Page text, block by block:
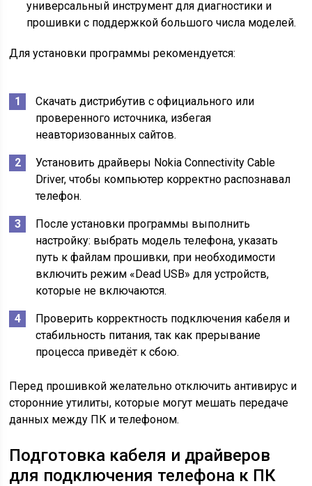
универсальный инструмент для диагностики и
прошивки с поддержкой большого числа моделей.
Для установки программы рекомендуется:
Скачать дистрибутив с официального или
проверенного источника, избегая
неавторизованных сайтов.
Установить драйверы Nokia Connectivity Cable
Driver, чтобы компьютер корректно распознавал
телефон.
После установки программы выполнить
настройку: выбрать модель телефона, указать
путь к файлам прошивки, при необходимости
включить режим «Dead USB» для устройств,
которые не включаются.
Проверить корректность подключения кабеля и
стабильность питания, так как прерывание
процесса приведёт к сбою.
Перед прошивкой желательно отключить антивирус и
сторонние утилиты, которые могут мешать передаче
данных между ПК и телефоном.
Подготовка кабеля и драйверов
для подключения телефона к ПК